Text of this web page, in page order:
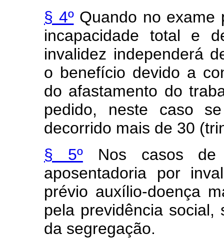
§ 4ºQuando no exame
incapacidade total e
invalidez independerá
o benefício devido a
do afastamento do
pedido, neste caso
decorrido mais de 30
§ 5ºNos casos de
aposentadoria por
prévio auxílio-doença
pela previdência
da segregação.